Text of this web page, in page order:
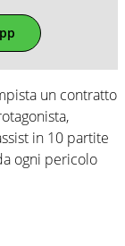
un contratto
in 10 partite
ogni pericolo